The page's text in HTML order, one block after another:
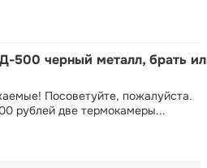
500 черный металл, брать
Посоветуйте, пожалуйста.
рублей две термокамеры...